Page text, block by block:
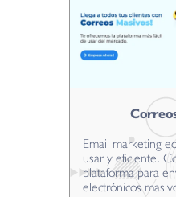
Email marketing
usar y eficiente.
plataforma para
electrónicos